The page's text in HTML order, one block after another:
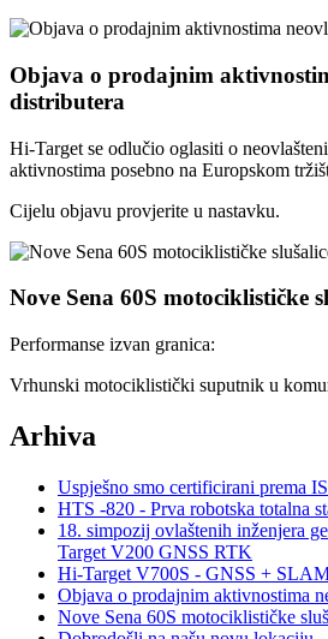
Objava o prodajnim
distributera
Hi-Target se odlučio oglasiti o
aktivnostima posebno na Europskom
Cijelu objavu provjerite u nastavku.
Nove Sena 60S motociklističke
Performanse izvan granica:
Vrhunski motociklistički suputnik u
Arhiva
Uspješno smo certificirani prema
HTS -820 - Prva robotska totalna
18. simpozij ovlaštenih inženjera
Target V200 GNSS RTK
Hi-Target V700S - GNSS +
Objava o prodajnim aktivnostima
Nove Sena 60S motociklističke